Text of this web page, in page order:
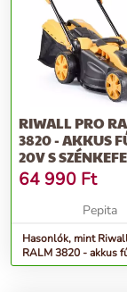
RIWALL PRO
3820 - AKKUS
20V S SZÉNKEFE
NÉLKÜLI
64 990 Ft
Pepita
Hasonlók, mint
RALM 3820 - akkus
20V s szénkefe